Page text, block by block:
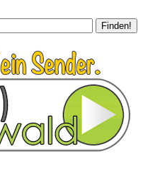
Finden!